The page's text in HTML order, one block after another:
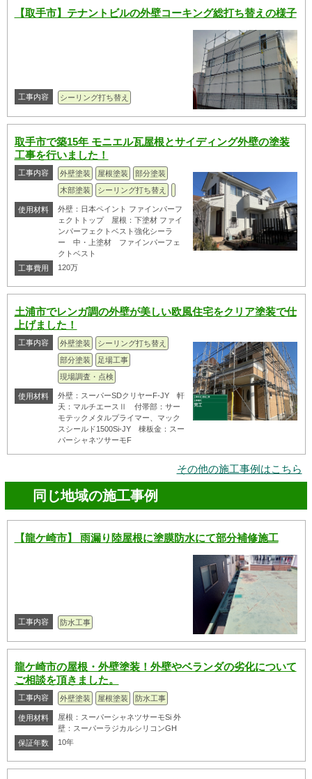
【取手市】テナントビルの外壁コーキング総打ち替えの様子
工事内容 シーリング打ち替え
取手市で築15年 モニエル瓦屋根とサイディング外壁の塗装
工事を行いました！
工事内容 外壁塗装 屋根塗装
部分塗装
木部塗装
シーリング打ち替え
使用材料
外壁：日本ペイント ファインパーフ
ェクトトップ 屋根：下塗材 ファイ
ンパーフェクトベスト強化シーラ
ー 中・上塗材 ファインパーフェ
クトベスト
工事費用
120万
土浦市でレンガ調の外壁が美しい欧風住宅をクリア塗装で仕
上げました！
工事内容 外壁塗装
シーリング打ち替え
部分塗装
足場工事
現場調査・点検
使用材料
外壁：スーパーSDクリヤーF-JY 軒
天：マルチエースⅡ 付帯部：サー
モテックメタルプライマー、マック
スシールド1500Si-JY 棟板金：スー
パーシャネツサーモF
その他の施工事例はこちら
同じ地域の施工事例
【龍ケ崎市】 雨漏り陸屋根に塗膜防水にて部分補修施工
工事内容 防水工事
龍ケ崎市の屋根・外壁塗装！外壁やベランダの劣化について
ご相談を頂きました。
工事内容 外壁塗装 屋根塗装 防水工事
使用材料
屋根：スーパーシャネツサーモSi 外
壁：スーパーラジカルシリコンGH
保証年数
10年